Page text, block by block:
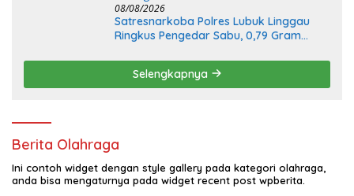
08/08/2026
Satresnarkoba Polres Lubuk Linggau
Ringkus Pengedar Sabu, 0,79 Gram
Selengkapnya
Berita Olahraga
Ini contoh widget dengan style gallery pada kategori olahraga,
anda bisa mengaturnya pada widget recent post wpberita.